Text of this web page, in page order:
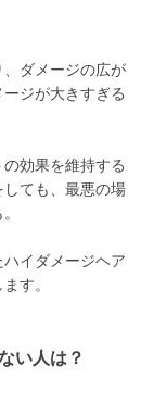
、ダメージの広が
ジが大きすぎる
効果を維持する
ても、最悪の場
イダメージヘア
す。
い人は？